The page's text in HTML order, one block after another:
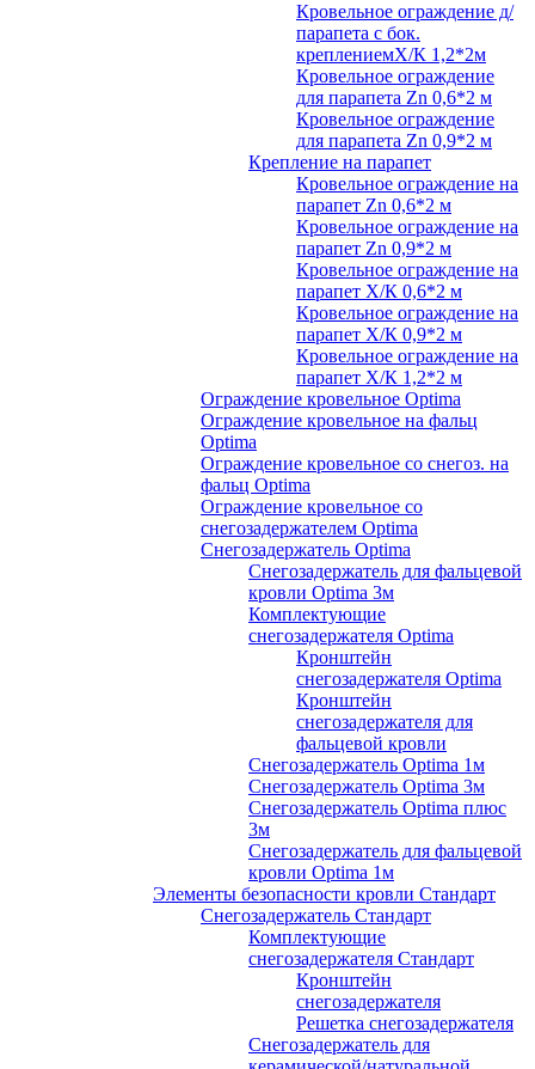
Кровельное ограждение д/
парапета с бок.
креплениемХ/К 1,2*2м
Кровельное ограждение
для парапета Zn 0,6*2 м
Кровельное ограждение
для парапета Zn 0,9*2 м
Крепление на парапет
Кровельное ограждение на
парапет Zn 0,6*2 м
Кровельное ограждение на
парапет Zn 0,9*2 м
Кровельное ограждение на
парапет Х/К 0,6*2 м
Кровельное ограждение на
парапет Х/К 0,9*2 м
Кровельное ограждение на
парапет Х/К 1,2*2 м
Ограждение кровельное Optima
Ограждение кровельное на фальц
Optima
Ограждение кровельное со снегоз. на
фальц Optima
Ограждение кровельное со
снегозадержателем Optima
Снегозадержатель Optima
Снегозадержатель для фальцевой
кровли Optima 3м
Комплектующие
снегозадержателя Optima
Кронштейн
снегозадержателя Optima
Кронштейн
снегозадержателя для
фальцевой кровли
Снегозадержатель Optima 1м
Снегозадержатель Optima 3м
Снегозадержатель Optima плюс
3м
Снегозадержатель для фальцевой
кровли Optima 1м
Элементы безопасности кровли Стандарт
Снегозадержатель Стандарт
Комплектующие
снегозадержателя Стандарт
Кронштейн
снегозадержателя
Решетка снегозадержателя
Снегозадержатель для